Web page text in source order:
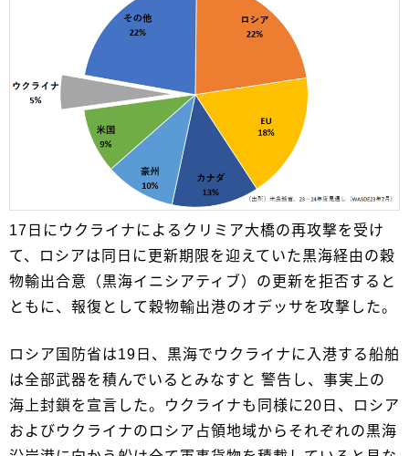
17日にウクライナによるクリミア大橋の再攻撃を受け
て、ロシアは同日に更新期限を迎えていた黒海経由の穀
物輸出合意（黒海イニシアティブ）の更新を拒否すると
ともに、報復として穀物輸出港のオデッサを攻撃した。
ロシア国防省は19日、黒海でウクライナに入港する船舶
は全部武器を積んでいるとみなすと 警告し、事実上の
海上封鎖を宣言した。ウクライナも同様に20日、ロシア
およびウクライナのロシア占領地域からそれぞれの黒海